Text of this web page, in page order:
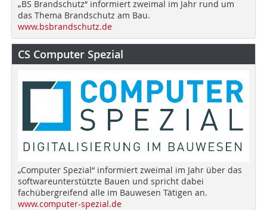
„BS Brandschutz“ informiert zweimal im Jahr rund um
das Thema Brandschutz am Bau.
www.bsbrandschutz.de
CS Computer Spezial
„Computer Spezial“ informiert zweimal im Jahr über das
softwareunterstützte Bauen und spricht dabei
fachübergreifend alle im Bauwesen Tätigen an.
www.computer-spezial.de